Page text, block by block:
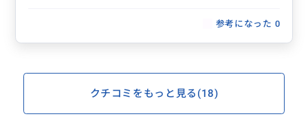
参考になった 0
クチコミをもっと見る(18)